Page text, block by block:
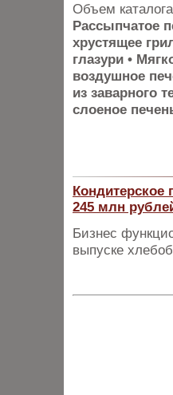
Объем
Рассыпчатое
хрустящее
глазури •
воздушное
из заварного
слоеное
Кондитерское
245 млн
Бизнес
выпуске